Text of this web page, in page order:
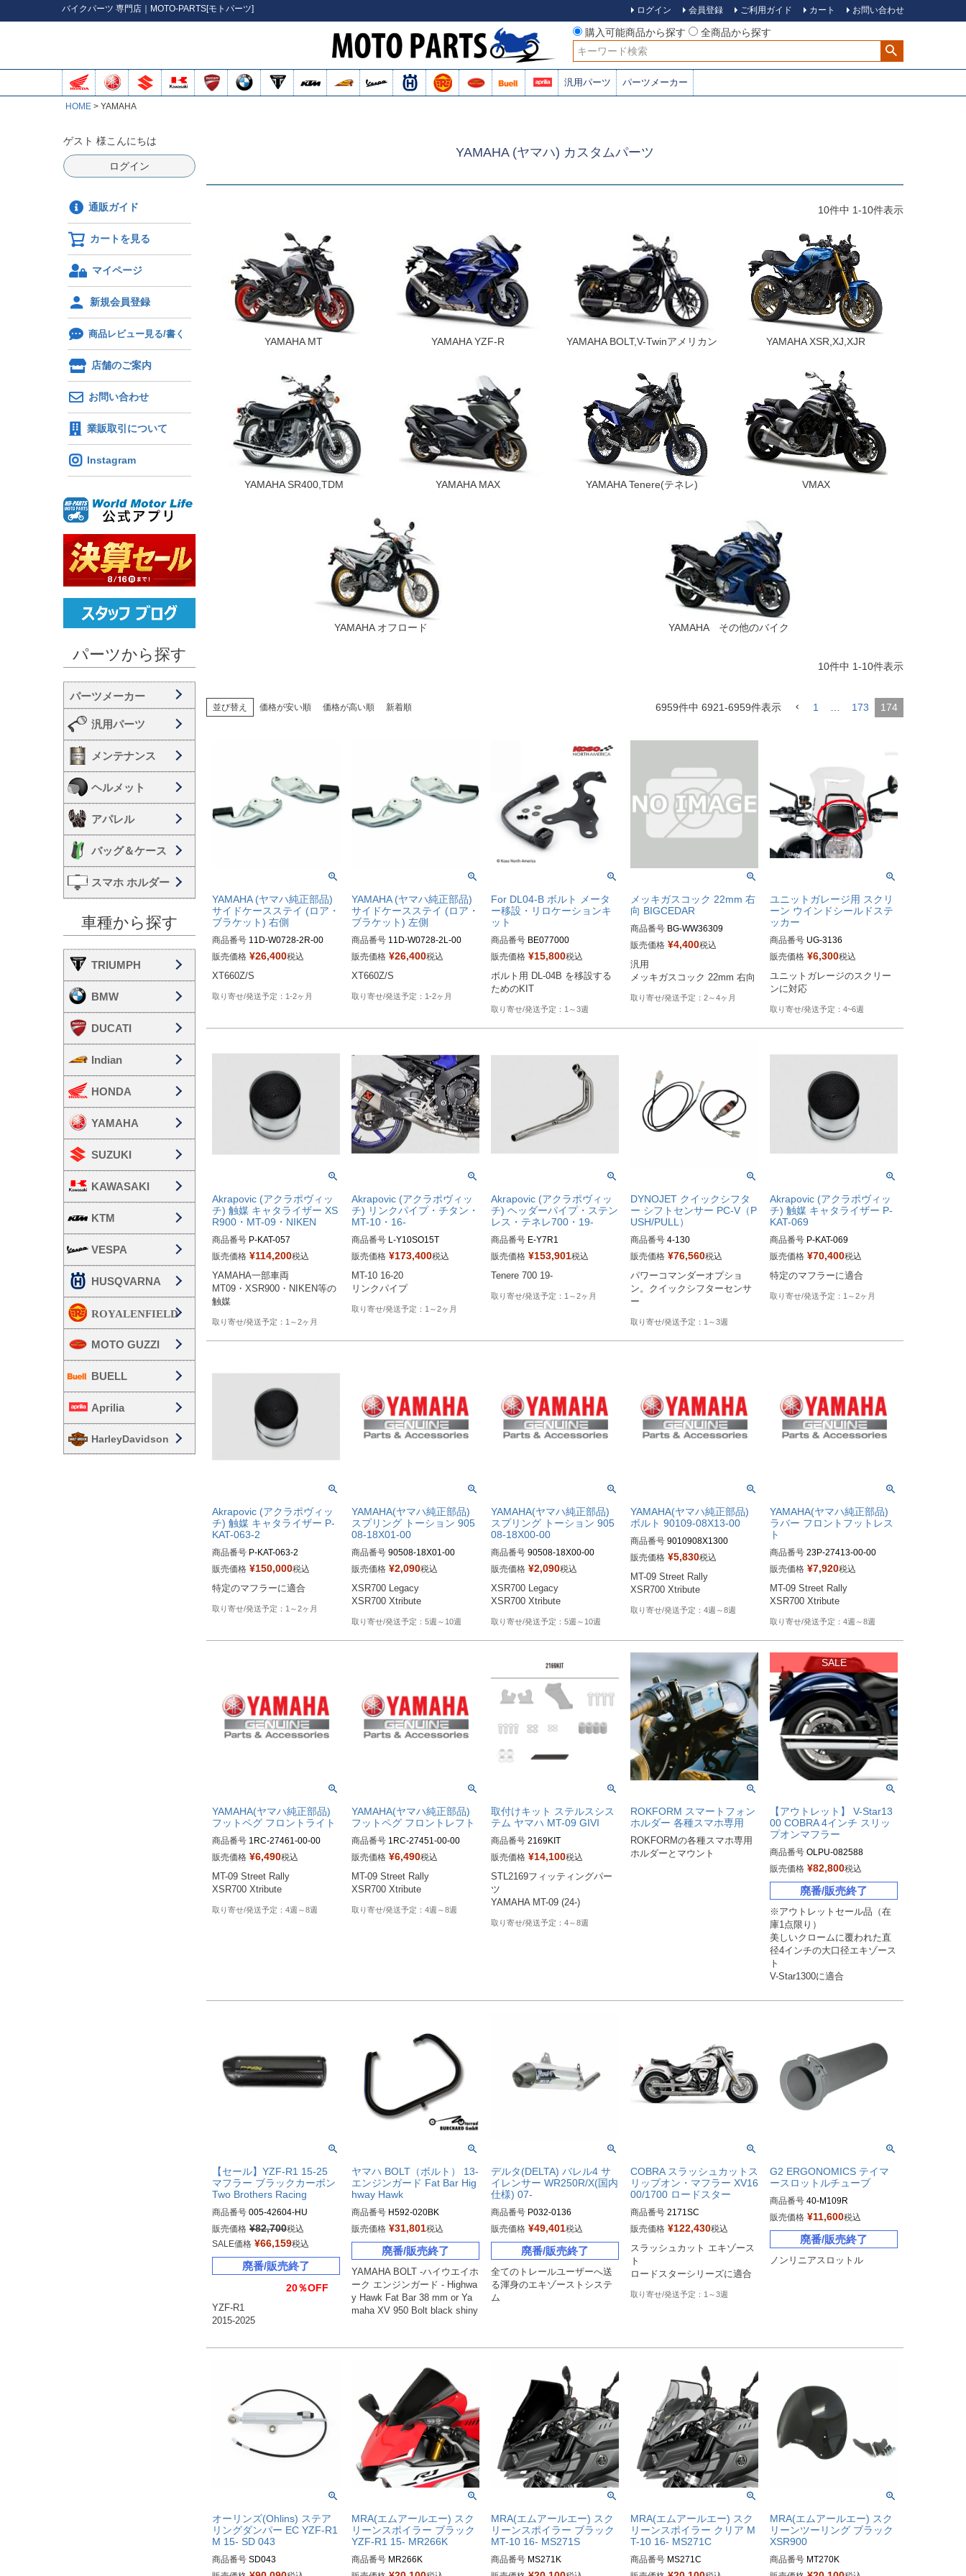
バイクパーツ 専門店｜MOTO-PARTS[モトパーツ] ログイン 会員登録 ご利用ガイド カート お問い合わせ
購入可能商品から探す
全商品から探す
検索
汎用パーツ パーツメーカー
HOME YAMAHA
ゲスト 様こんにちは
ログイン
通販ガイド
カートを見る
マイページ
新規会員登録
商品レビュー見る/書く
店舗のご案内
お問い合わせ
業販取引について
Instagram
パーツから探す
汎用パーツ
メンテナンス
ヘルメット
アパレル
バッグ＆ケース
スマホ ホルダー
車種から探す
TRIUMPH
BMW
DUCATI
Indian
HONDA
YAMAHA
SUZUKI
KAWASAKI
KTM
VESPA
HUSQVARNA
MOTO GUZZI
BUELL
Aprilia
HarleyDavidson
YAMAHA (ヤマハ) カスタムパーツ
10件中 1-10件表示
YAMAHA MT YAMAHA YZF-R YAMAHA BOLT,V-Twinアメリカン YAMAHA XSR,XJ,XJR
YAMAHA SR400,TDM YAMAHA MAX YAMAHA Tenere(テネレ) VMAX
YAMAHA オフロード YAMAHA その他のバイク
10件中 1-10件表示
並び替え 価格が安い順 価格が高い順 新着順 6959件中 6921-6959件表示 1 173 174
YAMAHA (ヤマハ純正部品)
サイドケースステイ (ロア・
ブラケット) 右側
商品番号 11D-W0728-2R-00
販売価格 ¥26,400税込
XT660Z/S
1-2ヶ月
YAMAHA (ヤマハ純正部品)
サイドケースステイ (ロア・
ブラケット) 左側
商品番号 11D-W0728-2L-00
販売価格 ¥26,400税込
XT660Z/S
1-2ヶ月
For DL04-B ボルト メータ
ー移設・リロケーションキ
ット
商品番号 BE077000
販売価格 ¥15,800税込
ボルト用 DL-04B を移設する
ためのKIT
1～3週
メッキガスコック 22mm 右
向 BIGCEDAR
商品番号 BG-WW36309
M型番：WW36309
販売価格 ¥4,400税込
汎用
2～4ヶ月
ユニットガレージ用 スクリ
ーン ウインドシールドステ
ッカー
商品番号 UG-3136
M型番：3136
販売価格 ¥6,300税込
ユニットガレージのスクリー
ンに対応
4~6週
Akrapovic (アクラポヴィッ
チ) 触媒 キャタライザー XS
R900・MT-09・NIKEN
商品番号
販売価格 ¥114,200税込
YAMAHA一部車両
MT09・XSR900・NIKEN等の
触媒
1～2ヶ月
Akrapovic (アクラポヴィッ
チ) リンクパイプ・チタン・
MT-10・16-
商品番号 L-Y10SO15T
販売価格 ¥173,400税込
MT-10 16-20
リンクパイプ
1～2ヶ月
Akrapovic (アクラポヴィッ
チ) ヘッダーパイプ・ステン
レス・テネレ700・19-
商品番号
販売価格 ¥153,901税込
Tenere 700 19-
1～2ヶ月
DYNOJET クイックシフタ
ー シフトセンサー PC-V（P
USH/PULL）
商品番号 4-130
販売価格 ¥76,560税込
パワーコマンダーオプショ
ン。クイックシフターセンサ
ー
1～3週
Akrapovic (アクラポヴィッ
チ) 触媒 キャタライザー P-
KAT-069
商品番号 P-KAT-069
販売価格 ¥70,400税込
特定のマフラーに適合
1～2ヶ月
Akrapovic (アクラポヴィッ
チ) 触媒 キャタライザー P-
KAT-063-2
商品番号 P-KAT-063-2
P-KAT-063/2
販売価格 ¥150,000税込
特定のマフラーに適合
1～2ヶ月
YAMAHA(ヤマハ純正部品)
スプリング トーション 905
08-18X01-00
商品番号 90508-18X01-00
販売価格 ¥2,090税込
XSR700 Legacy
XSR700 Xtribute
5週～10週
YAMAHA(ヤマハ純正部品)
スプリング トーション 905
08-18X00-00
商品番号 90508-18X00-00
販売価格 ¥2,090税込
XSR700 Legacy
XSR700 Xtribute
5週～10週
YAMAHA(ヤマハ純正部品)
ボルト 90109-08X13-00
商品番号 9010908X1300
販売価格 ¥5,830税込
MT-09 Street Rally
XSR700 Xtribute
4週～8週
YAMAHA(ヤマハ純正部品)
ラバー フロントフットレス
ト
商品番号 23P-27413-00-00
販売価格 ¥7,920税込
MT-09 Street Rally
XSR700 Xtribute
4週～8週
YAMAHA(ヤマハ純正部品)
フットペグ フロントライト
商品番号 1RC-27461-00-00
販売価格 ¥6,490税込
MT-09 Street Rally
XSR700 Xtribute
4週～8週
YAMAHA(ヤマハ純正部品)
フットペグ フロントレフト
商品番号 1RC-27451-00-00
販売価格 ¥6,490税込
MT-09 Street Rally
XSR700 Xtribute
4週～8週
取付けキット ステルスシス
テム ヤマハ MT-09 GIVI
商品番号 2169KIT
販売価格 ¥14,100税込
STL2169フィッティングパー
ツ
YAMAHA MT-09 (24-)
4～8週
ROKFORM スマートフォン
ホルダー 各種スマホ専用
ROKFORMの各種スマホ専用
ホルダーとマウント
【アウトレット】 V-Star13
00 COBRA 4インチ スリッ
プオンマフラー
商品番号 OLPU-082588
販売価格 ¥82,800税込
廃番/販売終了
※アウトレットセール品（在
庫1点限り）
美しいクロームに覆われた直
径4インチの大口径エキゾース
ト
V-Star1300に適合
【セール】YZF-R1 15-25
マフラー ブラックカーボン
Two Brothers Racing
商品番号 005-42604-HU
販売価格 ¥82,700税込
SALE価格 ¥66,159税込
廃番/販売終了
20％OFF
YZF-R1
2015-2025
ヤマハ BOLT（ボルト） 13-
エンジンガード Fat Bar Hig
hway Hawk
商品番号 H592-020BK
販売価格 ¥31,801税込
廃番/販売終了
YAMAHA BOLT -ハイウエイホ
ーク エンジンガード - Highwa
y Hawk Fat Bar 38 mm or Ya
maha XV 950 Bolt black shiny
デルタ(DELTA) バレル4 サ
イレンサー WR250R/X(国内
仕様) 07-
商品番号 P032-0136
販売価格 ¥49,401税込
廃番/販売終了
全てのトレールユーザーへ送
る渾身のエキゾーストシステ
ム
COBRA スラッシュカットス
リップオン・マフラー XV16
00/1700 ロードスター
商品番号 2171SC
旧型番：087679
メーカー型番：2171SC
販売価格 ¥122,430税込
スラッシュカット エキゾース
ト
ロードスターシリーズに適合
1～3週
G2 ERGONOMICS テイマ
ースロットルチューブ
商品番号 40-M109R
販売価格 ¥11,600税込
廃番/販売終了
オーリンズ(Ohlins) ステア
リングダンパー EC YZF-R1
M 15- SD 043
商品番号 SD043
MRA(エムアールエー) スク
リーンスポイラー ブラック
YZF-R1 15- MR266K
商品番号 MR266K
MRA(エムアールエー) スク
リーンスポイラー ブラック
MT-10 16- MS271S
商品番号 MS271K
MRA(エムアールエー) スク
リーンスポイラー クリア M
T-10 16- MS271C
商品番号 MS271C
MRA(エムアールエー) スク
リーンツーリング ブラック
XSR900
商品番号 MT270K